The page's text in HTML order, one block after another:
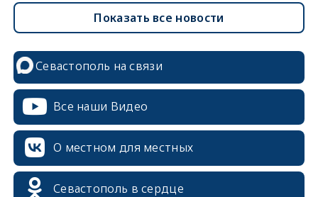
Показать все новости
Севастополь на связи
Все наши Видео
О местном для местных
Севастополь в сердце